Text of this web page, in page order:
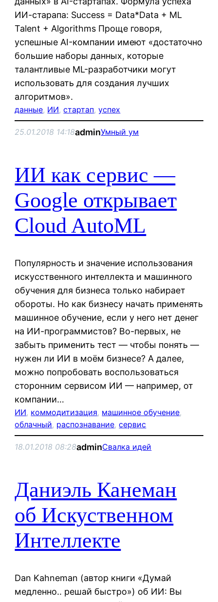
ИИ-старапа: Success = Data*Data + ML
Talent + Algorithms Проще говоря,
успешные AI-компании имеют «достаточно
большие наборы данных, которые
талантливые ML-разработчики могут
использовать для создания лучших
алгоритмов».
данные, ИИ, стартап, успех
25.01.2018 14:18adminУмный ум
ИИ как сервис —
Google открывает
Cloud AutoML
Популярность и значение использования
искусственного интеллекта и машинного
обучения для бизнеса только набирает
обороты. Но как бизнесу начать применять
машинное обучение, если у него нет денег
на ИИ-программистов? Во-первых, не
забыть применить тест — чтобы понять —
нужен ли ИИ в моём бизнесе? А далее,
можно попробовать воспользоваться
сторонним сервисом ИИ — например, от
компании…
ИИ, коммодитизация, машинное обучение
облачный, распознавание, сервис
18.01.2018 08:28adminСвалка идей
Даниэль Канеман
об Искуственном
Интеллекте
Dan Kahneman (автор книги «Думай
медленно.. решай быстро») об ИИ: Вы